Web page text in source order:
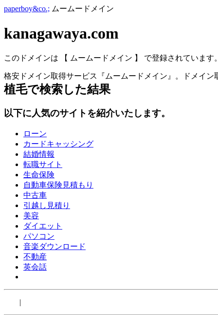
paperboy&co.; ムームードメイン
kanagawaya.com
このドメインは 【 ムームードメイン 】 で登録されています
格安ドメイン取得サービス『ムームードメイン』。ドメイン
植毛で検索した結果
以下に人気のサイトを紹介いたします。
ローン
カードキャッシング
結婚情報
転職サイト
生命保険
自動車保険見積もり
中古車
引越し見積り
美容
ダイエット
パソコン
音楽ダウンロード
不動産
英会話
|